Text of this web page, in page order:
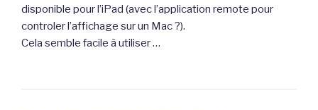
disponible pour l’iPad (avec l’application remote pour
controler l’affichage sur un Mac ?).
Cela semble facile à utiliser …